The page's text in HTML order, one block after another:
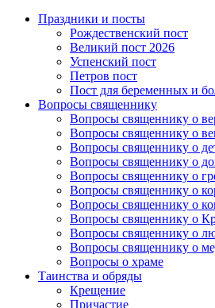
Праздники и посты
Рождественский пост
Великий пост 2026
Успенский пост
Петров пост
Пост для беременных и
Вопросы священнику
Вопросы священнику о
Вопросы священнику о
Вопросы священнику о
Вопросы священнику о
Вопросы священнику о
Вопросы священнику о
Вопросы священнику о
Вопросы священнику о
Вопросы священнику о
Вопросы священнику о
Вопросы о храме
Таинства и обряды
Крещение
Причастие